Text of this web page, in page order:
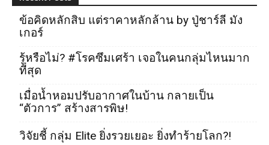
ข้อคิดหลักสิบ แต่ราคาหลักล้าน by ปู่ชาร์ลี มัง
เกอร์
รู้หรือไม่? #โรคซึมเศร้า เจอในคนกลุ่มไหนมาก
ที่สุด
เมื่อน้ำหอมปรับอากาศในบ้าน กลายเป็น
“ตัวการ” สร้างสารพิษ!
วิจัยชี้ กลุ่ม Elite ยิ่งรวยเยอะ ยิ่งทำร้ายโลก?!